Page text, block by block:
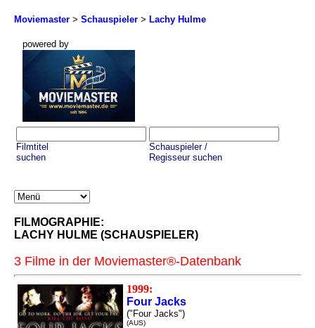
Moviemaster > Schauspieler > Lachy Hulme
powered by
Filmtitel
suchen
Schauspieler /
Regisseur suchen
FILMOGRAPHIE:
LACHY HULME (SCHAUSPIELER)
3 Filme in der Moviemaster®-Datenbank
1999:
Four Jacks
("Four Jacks")
(AUS)